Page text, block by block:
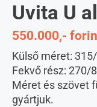
Uvita U
550.000,-
Külső méret:
Fekvő rész: 270/
Méret és szövet
gyártjuk.